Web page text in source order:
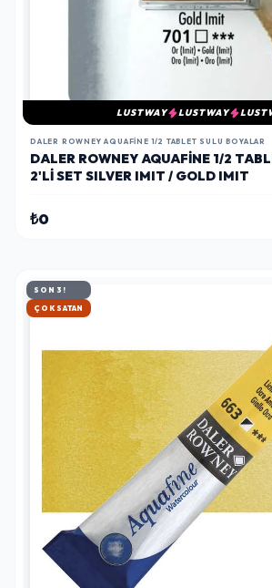
LUSTWAY LUSTWAY
DALER ROWNEY AQUAFINE 1/2 TABLET SULU BOYALAR
DALER ROWNEY AQUAFINE 1/2
2'LI SET SILVER IMIT / GOLD IMIT
₺0
SON 3!
HIZLI KARGO